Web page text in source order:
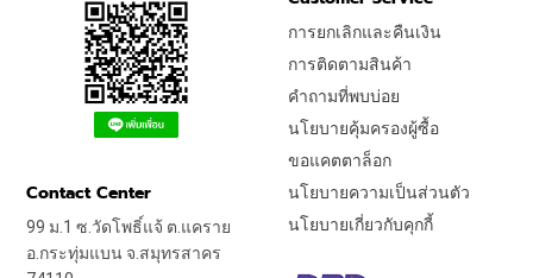
การยกเลิกและคืนเงิน
การติดตามสินค้า
คำถามที่พบบ่อย
นโยบายคุ้มครองผู้ซื้อ
ขอแคตตาล็อก
นโยบายความเป็นส่วนตัว
นโยบายเกี่ยวกับคุกกี้
Contact Center
99 ม.1 ซ.วัดโพธิ์แจ้ ต.แคราย
อ.กระทุ่มแบน จ.สมุทรสาคร